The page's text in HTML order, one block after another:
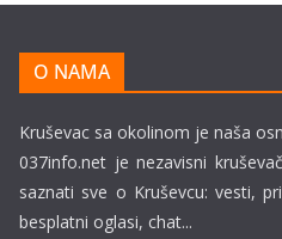
O NAMA
Kruševac sa okolinom je naša
037info.net je nezavisni
saznati sve o Kruševcu: vesti,
besplatni oglasi, chat...